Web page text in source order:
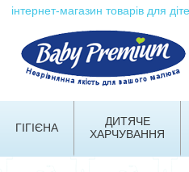
інтернет-магазин товарів для
ГІГІЄНА
ДИТЯЧЕ
ХАРЧУВАННЯ